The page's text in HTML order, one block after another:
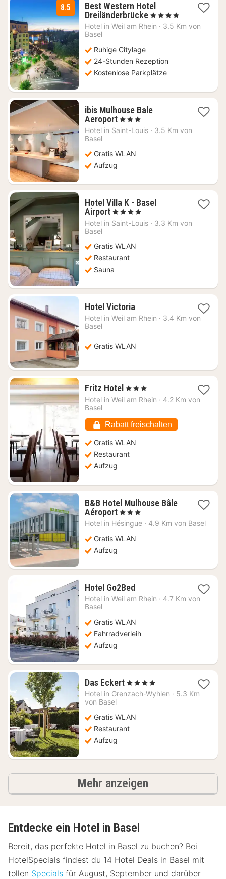
8.5
Best Western Hotel
Dreiländerbrücke1
Nacht
, 4 Sterne
Hotel in Weil am Rhein · 3.5 Km von
Basel
Ruhige Citylage
24-Stunden Rezeption
Kostenlose Parkplätze
ibis Mulhouse Bale
Aeroport1
Nacht
€
, 3 Sterne
Hotel in Saint-Louis · 3.5 Km von
Basel
Gratis WLAN
Aufzug
Hotel Villa K - Basel
Airport1
Nacht
€
, 4 Sterne
Hotel in Saint-Louis · 3.3 Km von
Basel
Gratis WLAN
Restaurant
Sauna
Hotel Victoria1
Nacht
€
Hotel in Weil am Rhein · 3.4 Km von
Basel
Gratis WLAN
Fritz Hotel 1
Nacht
€
, 3 Sterne
Hotel in Weil am Rhein · 4.2 Km von
Basel
Rabatt freischalten
Gratis WLAN
Restaurant
Aufzug
B&B Hotel Mulhouse Bâle
Aéroport1
Nacht
73,27
, 3 Sterne
Hotel in Hésingue · 4.9 Km von Basel
Gratis WLAN
Aufzug
Hotel Go2Bed1
Nacht
€
Hotel in Weil am Rhein · 4.7 Km von
Basel
Gratis WLAN
Fahrradverleih
Aufzug
Das Eckert1
Nacht
€
, 4 Sterne
Hotel in Grenzach-Wyhlen · 5.3 Km
von Basel
Gratis WLAN
Restaurant
Aufzug
Mehr anzeigen
Entdecke ein Hotel in Basel
Bereit, das perfekte Hotel in Basel zu buchen? Bei
HotelSpecials findest du 14 Hotel Deals in Basel mit
tollen Specials für August, September und darüber